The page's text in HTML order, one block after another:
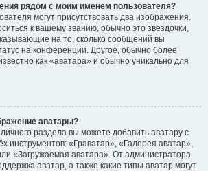
рядом с моим именем пользователя?
могут присутствовать два изображения.
к вашему званию, обычно это звёздочки,
на то, сколько сообщений вы
на конференции. Другое, обычно более
как «аватара» и обычно уникально для
аватары?
раздела вы можете добавить аватару с
инструментов: «Граватар», «Галерея аватар»,
«Загружаемая аватара». От администратора
аватар, а также какие типы аватар могут